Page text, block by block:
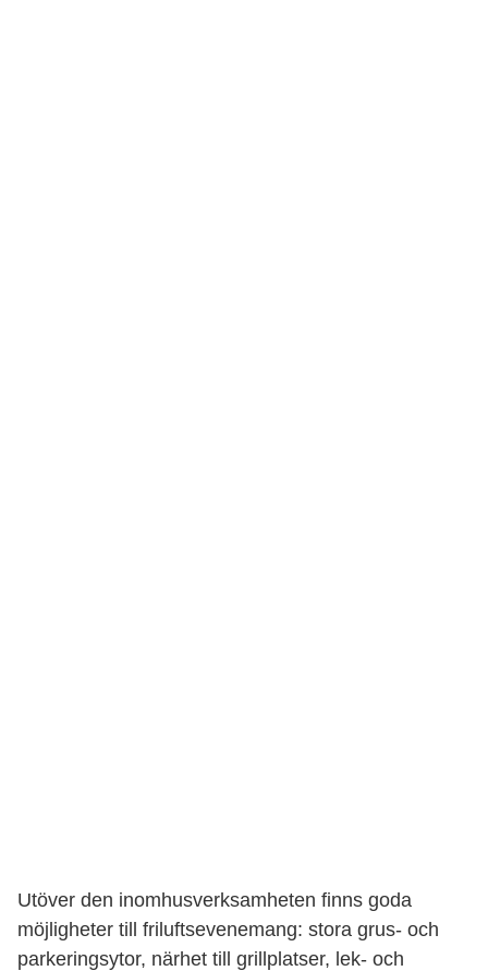
Utöver den inomhusverksamheten finns goda
möjligheter till friluftsevenemang: stora grus- och
parkeringsytor, närhet till grillplatser, lek- och